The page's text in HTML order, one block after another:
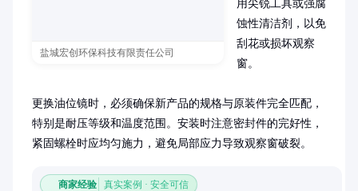
盐城宏创环保科技有限责任公司
用尖锐工具或强腐
蚀性清洁剂，以免
刮花或损坏观察
窗。
更换油位镜时，必须确保新产品的规格与原装件完全匹配，
特别是耐压等级和温度范围。安装时注意密封件的完好性，
紧固螺栓时应均匀施力，避免局部应力导致观察窗破裂。
商家经验 真实案例 · 安全可信